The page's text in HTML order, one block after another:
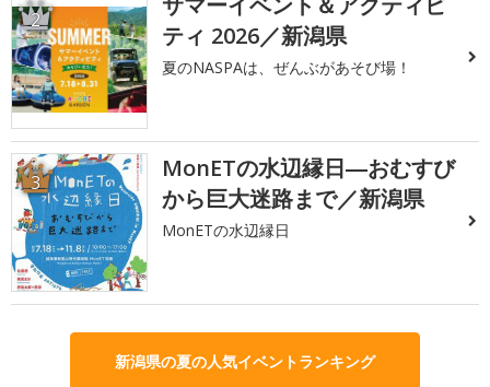
2
ティ 2026／新潟県
夏のNASPAは、ぜんぶがあそび場！
3
MonETの水辺縁日―おむすび
から巨大迷路まで／新潟県
MonETの水辺縁日
新潟県の夏の人気イベントランキング